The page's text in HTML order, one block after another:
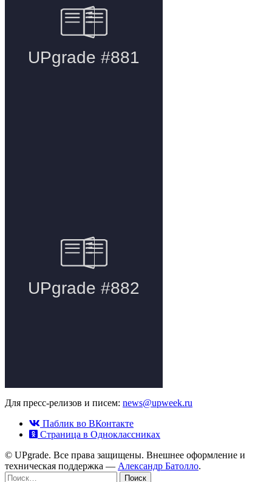
Для пресс-релизов и писем: news@upweek.ru
Паблик во ВКонтакте
Страница в Одноклассниках
© UPgrade. Все права защищены. Внешнее оформление и
техническая поддержка — Александр Батолло.
Найти: